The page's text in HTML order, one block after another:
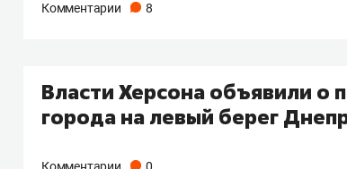
Комментарии 8
Власти Херсона объявили о
города на левый берег